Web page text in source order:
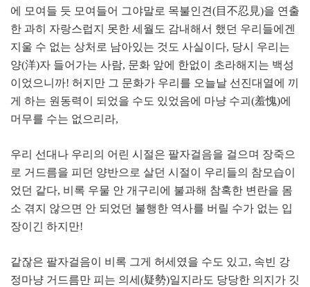
에 모여들 듯 모여들어 그야말로 목불인견(目不忍見)을 연출
한 과히 자랑스럽지 못한 세월도 감내해서 했던 우리들에겐
지울 수 없는 상처로 남아있는 것도 사실이다, 당시 우리는
양(洋)자 들어가는 사람, 문화 앞에 한없이 초라해지는 백성
이었으니까! 허지만 그 문화가 우리를 오늘날 선진대열에 끼
게 하는 원동력이 되었을 수도 있었음에 마냥 수괴 (羞愧)에
머무를 수는 없으리라,
우리 선대나 우리의 어린 시절은 팔자걸음을 걸으며 장죽으
로 거드름을 피던 양반으로 살던 시절이 우리들의 참모습이
었던 같다, 비록 우물 안 개구리에 불과해 참혹한 변란을 몸
소 겪지 않으면 안 되었던 불행한 역사를 버릴 수가 없는 입
장이긴 하지만!
같잖은 팔자걸음이 비록 그게 허세였을 수도 있고, 속빈 강
정마냥 거드름만 피는 의세 (疑勢)일지라도 당당한 의지가 깃